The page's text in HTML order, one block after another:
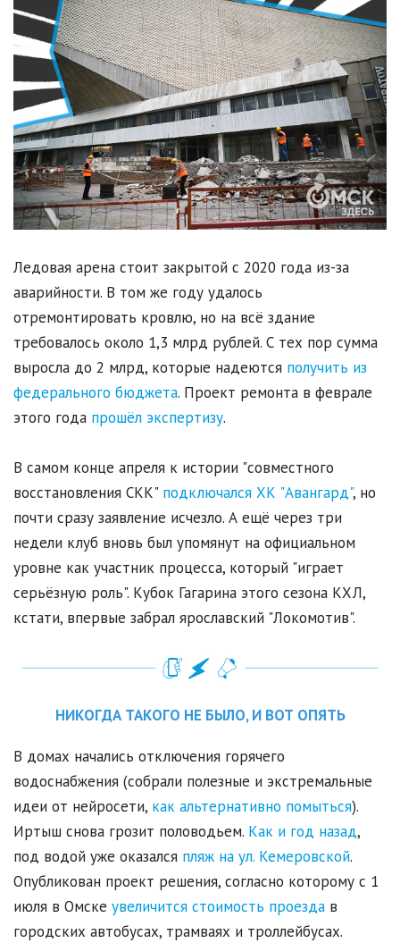
Ледовая арена стоит закрытой с 2020 года из-за
аварийности. В том же году удалось
отремонтировать кровлю, но на всё здание
требовалось около 1,3 млрд рублей. С тех пор сумма
выросла до 2 млрд, которые надеются получить из
федерального бюджета. Проект ремонта в феврале
этого года прошёл экспертизу.
В самом конце апреля к истории "совместного
восстановления СКК" подключался ХК "Авангард", но
почти сразу заявление исчезло. А ещё через три
недели клуб вновь был упомянут на официальном
уровне как участник процесса, который "играет
серьёзную роль". Кубок Гагарина этого сезона КХЛ,
кстати, впервые забрал ярославский "Локомотив".
НИКОГДА ТАКОГО НЕ БЫЛО, И ВОТ ОПЯТЬ
В домах начались отключения горячего
водоснабжения (собрали полезные и экстремальные
идеи от нейросети, как альтернативно помыться).
Иртыш снова грозит половодьем. Как и год назад,
под водой уже оказался пляж на ул. Кемеровской.
Опубликован проект решения, согласно которому с 1
июля в Омске увеличится стоимость проезда в
городских автобусах, трамваях и троллейбусах.